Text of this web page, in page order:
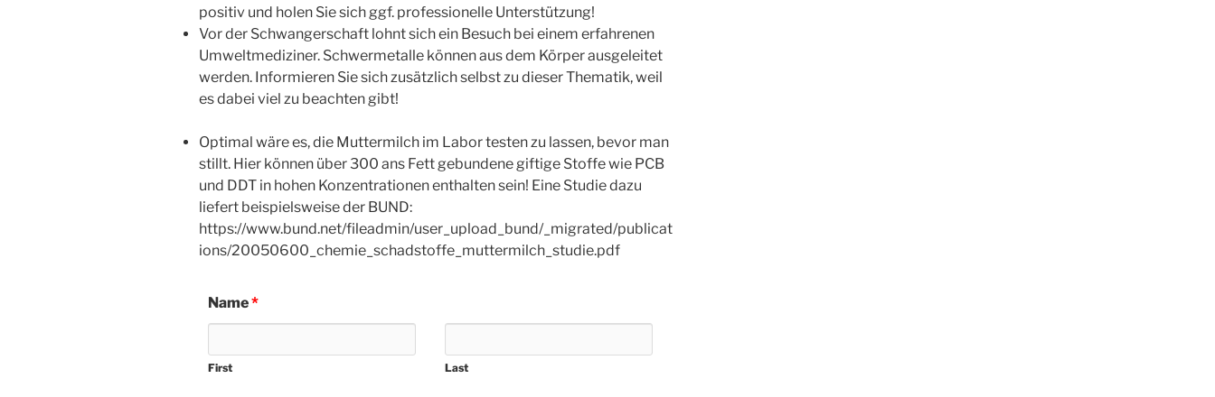
positiv und holen Sie sich ggf. professionelle Unterstützung!
Vor der Schwangerschaft lohnt sich ein Besuch bei einem erfahrenen
Umweltmediziner. Schwermetalle können aus dem Körper ausgeleitet
werden. Informieren Sie sich zusätzlich selbst zu dieser Thematik, weil
es dabei viel zu beachten gibt!
Optimal wäre es, die Muttermilch im Labor testen zu lassen, bevor man
stillt. Hier können über 300 ans Fett gebundene giftige Stoffe wie PCB
und DDT in hohen Konzentrationen enthalten sein! Eine Studie dazu
liefert beispielsweise der BUND:
https://www.bund.net/fileadmin/user_upload_bund/_migrated/publicat
ions/20050600_chemie_schadstoffe_muttermilch_studie.pdf
Name*
First Last